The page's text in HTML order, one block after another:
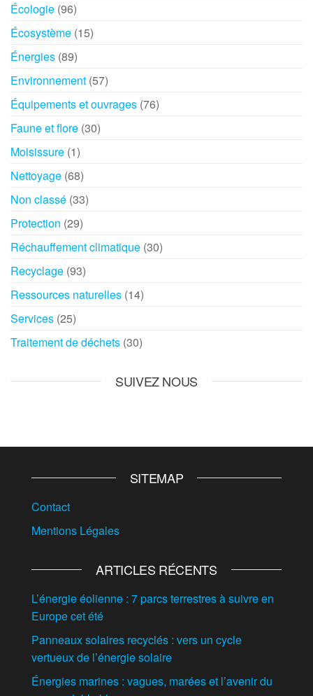
Écologie (96)
Écosystème (15)
Énergies (89)
Environnement (57)
Équipements et ouvrages (76)
Faune et flore (30)
Moisissure (1)
Nettoyage (68)
Non classé (33)
Protection (29)
Réchauffement climatique (30)
Recyclage (93)
Ressources naturelles (14)
Services (25)
Traitement de déchets (30)
SUIVEZ NOUS
SITEMAP
Contact
Mentions Légales
ARTICLES RÉCENTS
L’énergie éolienne : 7 parcs terrestres à suivre en
Europe cet été
Panneaux solaires recyclés : vers un cycle
vertueux de l’énergie solaire
Énergies marines : vagues, marées et l’avenir du